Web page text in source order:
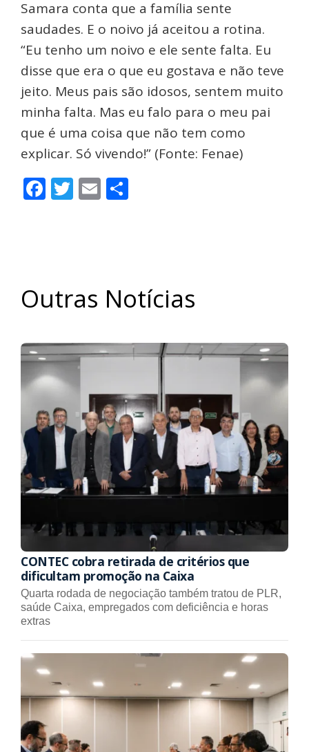
Samara conta que a família sente
saudades. E o noivo já aceitou a rotina.
“Eu tenho um noivo e ele sente falta. Eu
disse que era o que eu gostava e não teve
jeito. Meus pais são idosos, sentem muito
minha falta. Mas eu falo para o meu pai
que é uma coisa que não tem como
explicar. Só vivendo!” (Fonte: Fenae)
Facebook
Twitter
Email
Outras Notícias
CONTEC cobra retirada de critérios que
dificultam promoção na Caixa
Quarta rodada de negociação também tratou de PLR,
saúde Caixa, empregados com deficiência e horas
extras